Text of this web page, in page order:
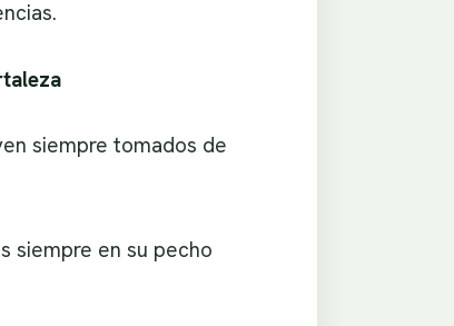
siempre tomados de
siempre en su pecho